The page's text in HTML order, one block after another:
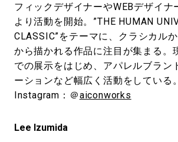
フィックデザイナーやWEBデザイ
より活動を開始。”THE HUMAN
CLASSIC”をテーマに、クラシカル
から描かれる作品に注目が集まる。
での展示をはじめ、アパレルブラン
ーションなど幅広く活動をしている。
Instagram：＠aiconworks
Lee Izumida